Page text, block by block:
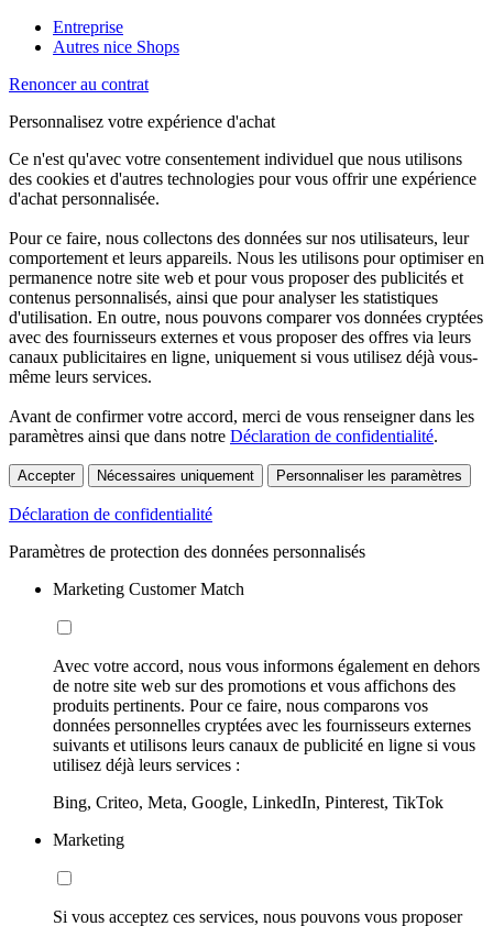
Entreprise
Autres nice Shops
Renoncer au contrat
Personnalisez votre expérience d'achat
Ce n'est qu'avec votre consentement individuel que nous utilisons
des cookies et d'autres technologies pour vous offrir une expérience
d'achat personnalisée.
Pour ce faire, nous collectons des données sur nos utilisateurs, leur
comportement et leurs appareils. Nous les utilisons pour optimiser en
permanence notre site web et pour vous proposer des publicités et
contenus personnalisés, ainsi que pour analyser les statistiques
d'utilisation. En outre, nous pouvons comparer vos données cryptées
avec des fournisseurs externes et vous proposer des offres via leurs
canaux publicitaires en ligne, uniquement si vous utilisez déjà vous-
même leurs services.
Avant de confirmer votre accord, merci de vous renseigner dans les
paramètres ainsi que dans notre Déclaration de confidentialité.
Accepter Nécessaires uniquement Personnaliser les paramètres
Déclaration de confidentialité
Paramètres de protection des données personnalisés
Marketing Customer Match
Avec votre accord, nous vous informons également en dehors
de notre site web sur des promotions et vous affichons des
produits pertinents. Pour ce faire, nous comparons vos
données personnelles cryptées avec les fournisseurs externes
suivants et utilisons leurs canaux de publicité en ligne si vous
utilisez déjà leurs services :
Bing, Criteo, Meta, Google, LinkedIn, Pinterest, TikTok
Marketing
Si vous acceptez ces services, nous pouvons vous proposer